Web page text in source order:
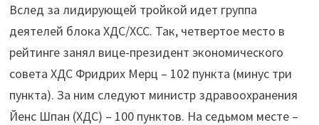
Вслед за лидирующей тройкой идет группа
деятелей блока ХДС/ХСС. Так, четвертое место в
рейтинге занял вице-президент экономического
совета ХДС Фридрих Мерц – 102 пункта (минус три
пункта). За ним следуют министр здравоохранения
Йенс Шпан (ХДС) – 100 пунктов. На седьмом месте –